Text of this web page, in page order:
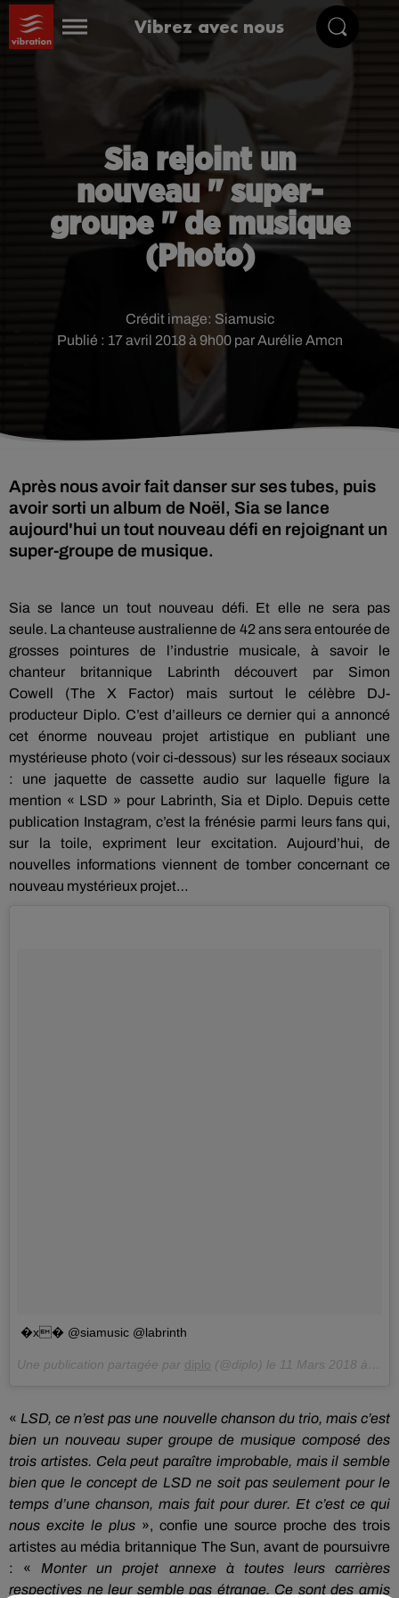
Vibrez avec nous
Sia rejoint un
nouveau " super-
groupe " de musique
(Photo)
Publié : 17 avril 2018 à 9h00 par Aurélie Amcn
Crédit image: Siamusic
Après nous avoir fait danser sur ses tubes, puis
avoir sorti un album de Noël, Sia se lance
aujourd'hui un tout nouveau défi en rejoignant un
super-groupe de musique.
Sia se lance un tout nouveau défi. Et elle ne sera pas
seule. La chanteuse australienne de 42 ans sera entourée de
grosses pointures de l’industrie musicale, à savoir le
chanteur britannique
Labrinth
découvert par Simon
Cowell
(The X Factor) mais surtout le célèbre
DJ-
producteur Diplo. C’est d’ailleurs ce dernier qui a annoncé
cet énorme nouveau projet artistique en publiant une
mystérieuse photo (voir ci-dessous) sur les réseaux sociaux
:
une jaquette de cassette audio sur laquelle figure la
mention « LSD » pour Labrinth, Sia et Diplo. Depuis cette
publication Instagram, c’est la frénésie parmi leurs fans qui,
sur la toile, expriment leur excitation.
Aujourd’hui, de
nouvelles informations viennent de tomber concernant ce
nouveau mystérieux projet…
�x� @siamusic @labrinth
Une publication partagée par diplo (@diplo) le 11 Mars 2018 à 11 :12 PDT
« LSD, ce n’est pas une nouvelle chanson du trio, mais c’est
bien un nouveau super groupe de musique composé des
trois artistes. Cela peut paraître improbable, mais il semble
bien que le concept de LSDne soit pas seulement pour le
temps d’une chanson, mais fait pour durer. Et c’est ce qui
nous excite le plus », confie une source proche des trois
artistes au média britannique The Sun, avant de poursuivre
:
« Monter un projet annexe à toutes leurs carrières
respectives ne leur semble pas étrange. Ce sontdes amis